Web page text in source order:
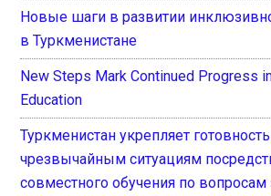
Новые шаги в развитии
в Туркменистане
New Steps Mark Continued Progress
Education
Туркменистан укрепляет
чрезвычайным ситуациям
совместного обучения по